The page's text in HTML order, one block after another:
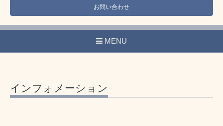
お問い合わせ
MENU
インフォメーション